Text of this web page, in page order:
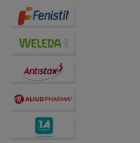
anzuzeigen und unser
betreiben.
Statistik & Tracking:
Informationen über
unserer Website
auf unserer Website
Drittseiten möglichst
Bitte beachten Sie,
Dritte wie z.B. Google